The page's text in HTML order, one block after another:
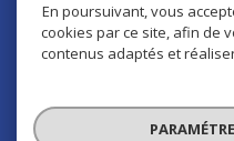
En poursuivant, vous
cookies par ce site, afin de
contenus adaptés et